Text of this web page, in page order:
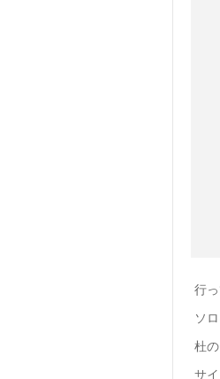
行
ソ
杜
サ